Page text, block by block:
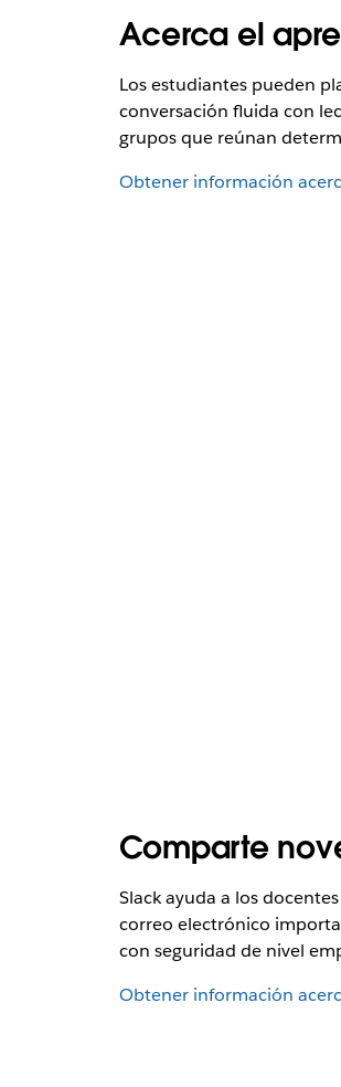
Acerca el
Los estudiantes pueden
conversación fluida con
grupos que reúnan
Obtener información
Comparte
Slack ayuda a los
correo electrónico
con seguridad de nivel
Obtener información